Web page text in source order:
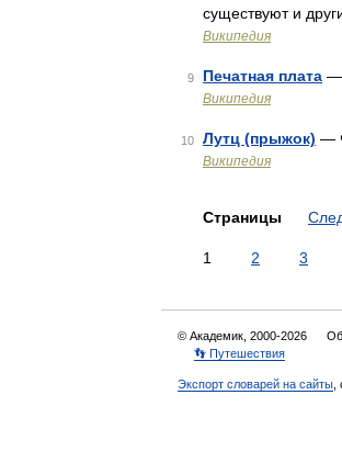
существуют и
Википедия
9 Печатная плата —
Википедия
10 Лутц (прыжок) —
Википедия
Страницы
1 2 3
© Академик, 2000-2026
👣 Путешествия
Экспорт словарей на сайты